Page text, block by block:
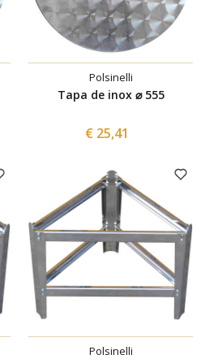
Polsinelli
Tapa de inox ⌀ 555
€ 25,41
Polsinelli